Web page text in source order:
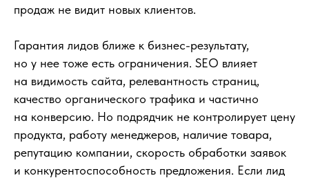
продаж не видит новых клиентов.
Гарантия лидов ближе к бизнес-результату,
но у нее тоже есть ограничения. SEO влияет
на видимость сайта, релевантность страниц,
качество органического трафика и частично
на конверсию. Но подрядчик не контролирует цену
продукта, работу менеджеров, наличие товара,
репутацию компании, скорость обработки заявок
и конкурентоспособность предложения. Если лид